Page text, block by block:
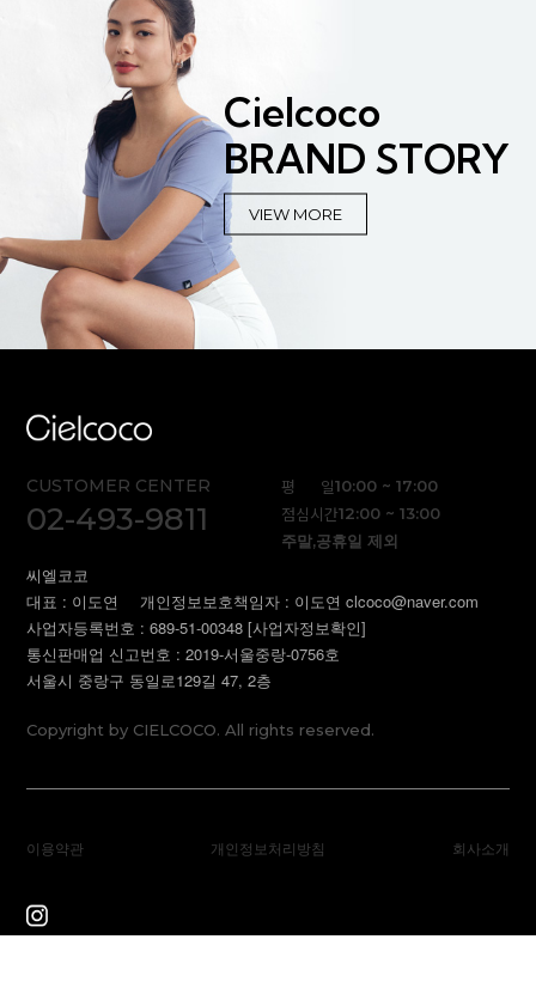
Cielcoco
BRAND STORY
VIEW MORE
CUSTOMER CENTER
02-493-9811
평 일10:00 ~ 17:00
점심시간12:00 ~ 13:00
주말,공휴일 제외
씨엘코코
대표 : 이도연
개인정보보호책임자 : 이도연 clcoco@naver.com
사업자등록번호 : 689-51-00348[사업자정보확인]
통신판매업 신고번호 : 2019-서울중랑-0756호
서울시 중랑구 동일로129길 47, 2층
Copyright by CIELCOCO. All rights reserved.
이용약관 개인정보처리방침 회사소개